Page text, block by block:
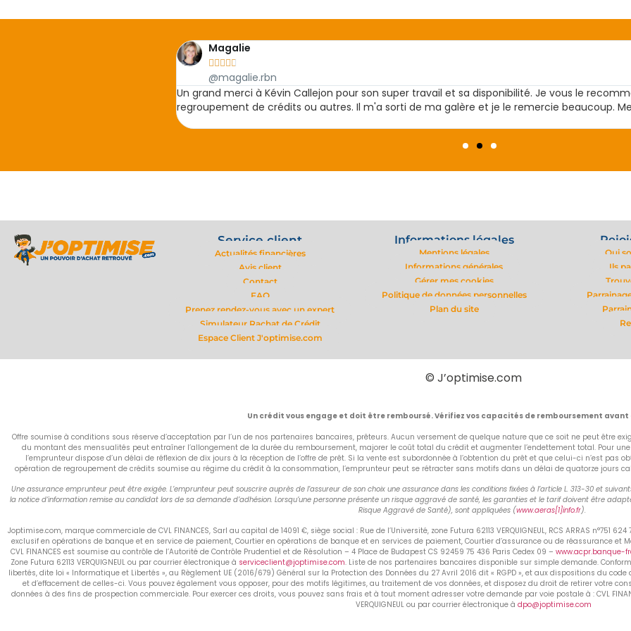
David
    
@david.toc
Très enchanté d'avoir fait la connaissance de Vincent qui, pendant tout le montage du
et d'une grande disponibilité. Très réactif et objectif atteint avec succès.
Service client
Actualités financières
Avis client
Contact
FAQ
Prenez rendez-vous avec un expert
Simulateur Rachat de Crédit
Espace Client J'optimise.com
Informations légales
Mentions légales
Informations générales
Gérer mes cookies
Politique de données personnelles
Plan du site
Qui
Ils
© J’optimise.com
Un crédit vous engage et doit être remboursé. Vérifiez vos capacités de remboursement avant
Offre soumise à conditions sous réserve d’acceptation par l’un de nos partenaires bancaires, prêteurs. Aucun versement de quelque nature que ce soit ne peut être
du montant des mensualités peut entraîner l’allongement de la durée du remboursement, majorer le coût total du crédit et augmenter l’endettement total. Pour
l’emprunteur dispose d’un délai de réflexion de dix jours à la réception de l’offre de prêt. Si la vente est subordonnée à l’obtention du prêt et que celui-ci n’est pas
opération de regroupement de crédits soumise au régime du crédit à la consommation, l’emprunteur peut se rétracter sans motifs dans un délai de quatorze jours
Une assurance emprunteur peut être exigée. L’emprunteur peut souscrire auprès de l’assureur de son choix une assurance dans les conditions fixées à l’article L. 313-30 et
la notice d’information remise au candidat lors de sa demande d’adhésion. Lorsqu’une personne présente un risque aggravé de santé, les garanties et le tarif doivent être
Risque Aggravé de Santé), sont appliquées (www.aeras[1]info.fr).
Joptimise.com, marque commerciale de CVL FINANCES, Sarl au capital de 14091 €, siège social : Rue de l’Université, zone Futura 62113 VERQUIGNEUL, RCS ARRAS n°751
exclusif en opérations de banque et en service de paiement, Courtier en opérations de banque et en services de paiement, Courtier d’assurance ou de réassurance
CVL FINANCES est soumise au contrôle de l’Autorité de Contrôle Prudentiel et de Résolution – 4 Place de Budapest CS 92459 75 436 Paris Cedex 09 – www.acpr.banque-
Zone Futura 62113 VERQUIGNEUL ou par courrier électronique à serviceclient@joptimise.com. Liste de nos partenaires bancaires disponible sur simple demande.
libertés, dite loi « Informatique et Libertés », au Règlement UE (2016/679) Général sur la Protection des Données du 27 Avril 2016 dit « RGPD », et aux dispositions du
et d’effacement de celles-ci. Vous pouvez également vous opposer, pour des motifs légitimes, au traitement de vos données, et disposez du droit de retirer votre
données à des fins de prospection commerciale. Pour exercer ces droits, vous pouvez sans frais et à tout moment adresser votre demande par voie postale à : CVL
VERQUIGNEUL ou par courrier électronique à dpo@joptimise.com